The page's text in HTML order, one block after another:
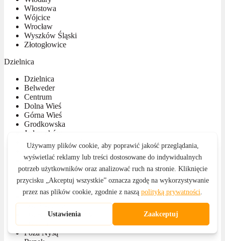
Włostowa
Wójcice
Wrocław
Wyszków Śląski
Złotogłowice
Dzielnica
Dzielnica
Belweder
Centrum
Dolna Wieś
Górna Wieś
Grodkowska
Jędrzychów
Os. Belweder Park
Os. Gałczyńskiego
Os. KEN
Os. Kościuszki
Os. Podzamcze Sektor A
Os. Podzamcze Sektor B
Os. Podzamcze Sektor C
Os. Południe
Os. Rodziewiczówny
Osiedla
Poza Nysą